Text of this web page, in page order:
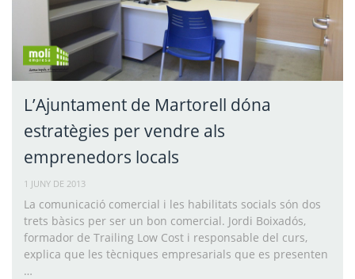
L’Ajuntament de Martorell dóna
estratègies per vendre als
emprenedors locals
1 JUNY DE 2013
La comunicació comercial i les habilitats socials són dos
trets bàsics per ser un bon comercial. Jordi Boixadós,
formador de Trailing Low Cost i responsable del curs,
explica que les tècniques empresarials que es presenten
…